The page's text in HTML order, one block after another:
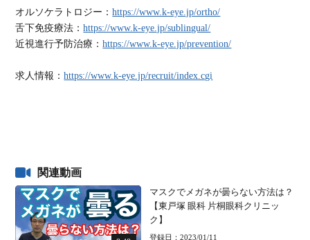
オルソケラトロジー：https://www.k-eye.jp/ortho/
舌下免疫療法：https://www.k-eye.jp/sublingual/
近視進行予防治療：https://www.k-eye.jp/prevention/
求人情報：https://www.k-eye.jp/recruit/index.cgi
関連動画
マスクでメガネが曇らない方法は？
【東戸塚 眼科 片桐眼科クリニッ
ク】
登録日：2023/01/11